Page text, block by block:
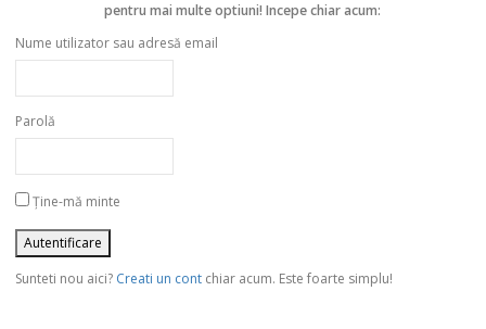
pentru mai multe optiuni! Incepe chiar acum:
Nume utilizator sau adresă email
Parolă
Ține-mă minte
Sunteti nou aici? Creati un cont chiar acum. Este foarte simplu!